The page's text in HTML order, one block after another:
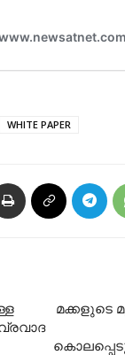
WHITE PAPER
മക്കളുടെ